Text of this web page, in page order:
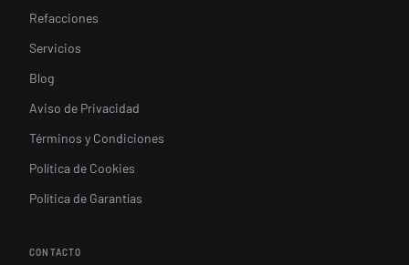
Refacciones
Servicios
Blog
Aviso de Privacidad
Términos y Condiciones
Política de Cookies
Política de Garantías
CONTACTO